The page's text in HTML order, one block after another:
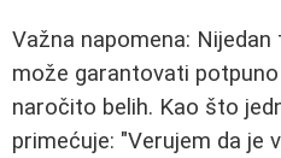
Važna napomena:
može garantovati potpuno
naročito belih. Kao što
primećuje: "Verujem da je